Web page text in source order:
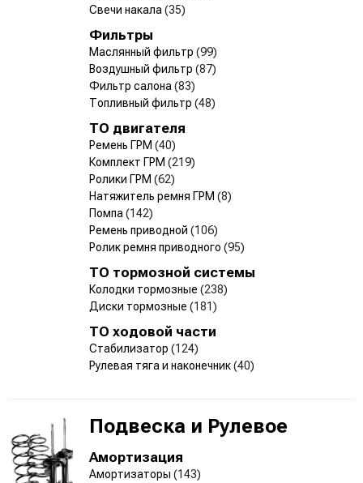
Свечи накала (35)
Фильтры
Маслянный фильтр (99)
Воздушный фильтр (87)
Фильтр салона (83)
Топливный фильтр (48)
ТО двигателя
Ремень ГРМ (40)
Комплект ГРМ (219)
Ролики ГРМ (62)
Натяжитель ремня ГРМ (8)
Помпа (142)
Ремень приводной (106)
Ролик ремня приводного (95)
ТО тормозной системы
Колодки тормозные (238)
Диски тормозные (181)
ТО ходовой части
Стабилизатор (124)
Рулевая тяга и наконечник(40)
Подвеска и Рулевое
Амортизация
Амортизаторы (143)